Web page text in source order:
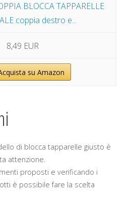
BLOCCA TAPPARELLE
coppia destro e...
8,49 EUR
su Amazon
di blocca tapparelle giusto è
attenzione.
proposti e verificando i
è possibile fare la scelta